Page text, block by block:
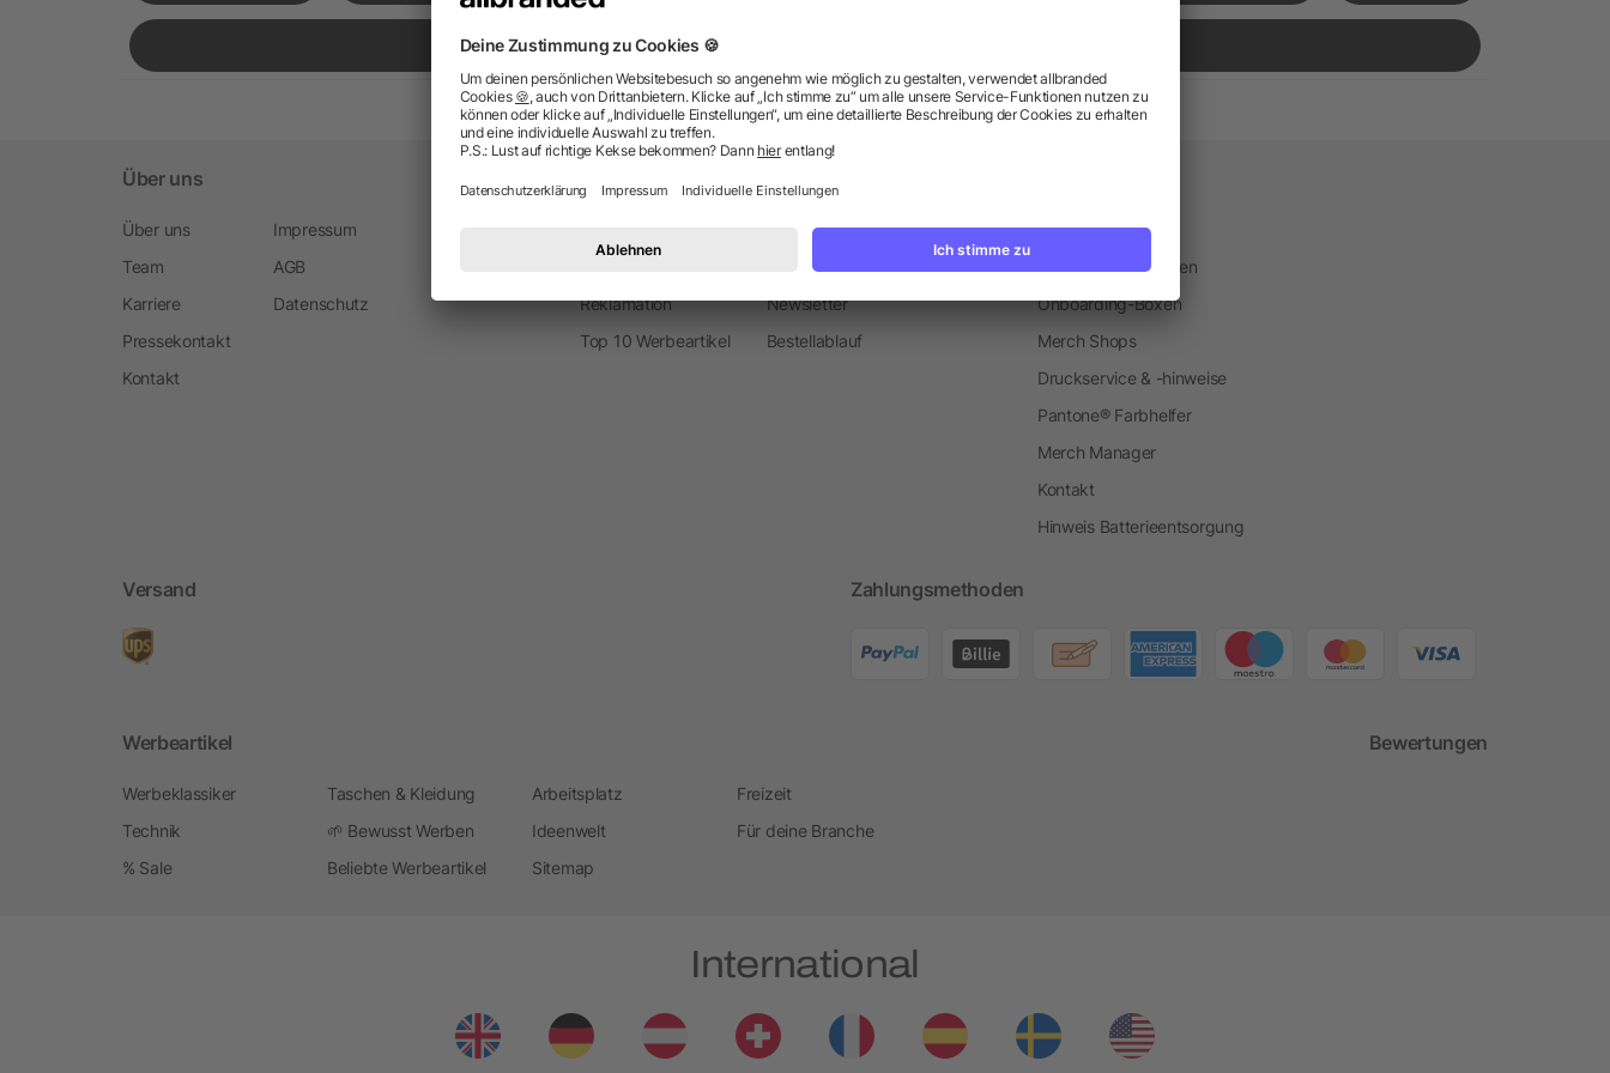
Metall-Kugelschreiber
Über uns
Über uns
Team
Karriere
Pressekontakt
Kontakt
Impressum
AGB
Datenschutz
Reklamation
Top 10 Werbeartikel
Glossar
Newsletter
Bestellablauf
Marktplatz
Sonderanfertigungen
Onboarding-Boxen
Merch Shops
Druckservice & -hinweise
Pantone® Farbhelfer
Merch Manager
Kontakt
Hinweis Batterieentsorgung
Versand Zahlungsmethoden
Werbeartikel
Werbeklassiker Taschen & Kleidung Arbeitsplatz
Freizeit
Technik
🌱 Bewusst Werben Ideenwelt
Für deine Branche
% Sale
Beliebte Werbeartikel Sitemap
Bewertungen
International